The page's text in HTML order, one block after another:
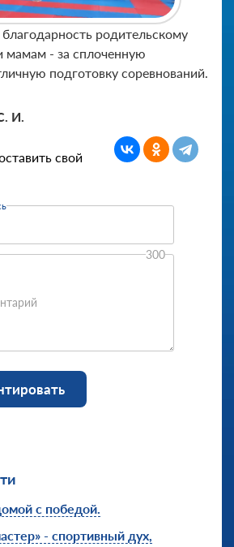
родительскому
мамам - за сплоченную
подготовку соревнований.
И.
свой
300
с победой.
- спортивный дух,